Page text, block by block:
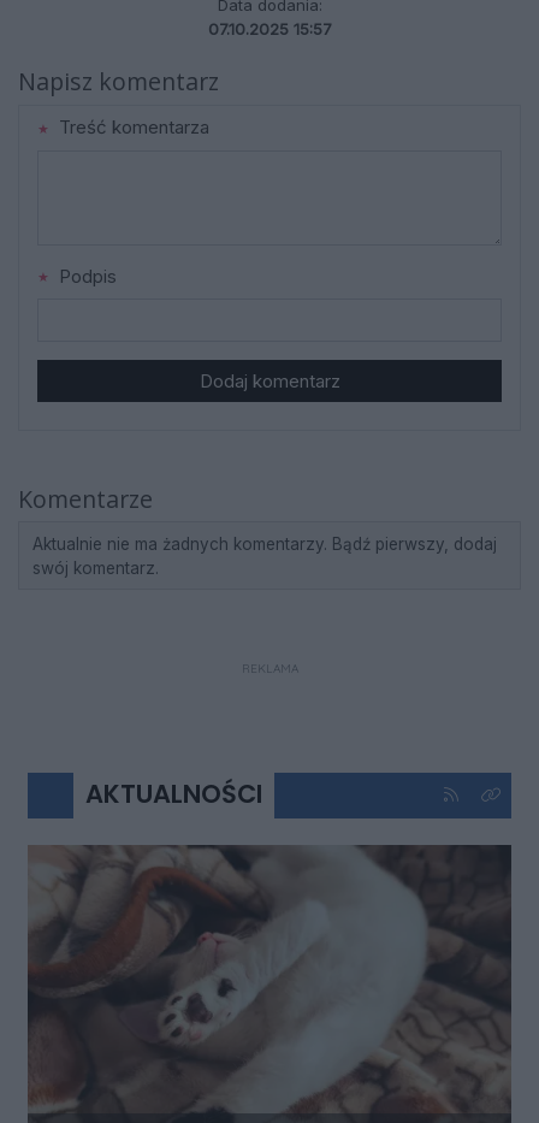
Data dodania:
07.10.2025 15:57
Napisz komentarz
Treść komentarza
Podpis
Dodaj komentarz
Komentarze
Aktualnie nie ma żadnych komentarzy. Bądź pierwszy, dodaj
swój komentarz.
REKLAMA
AKTUALNOŚCI Kliknij aby
Kliknij